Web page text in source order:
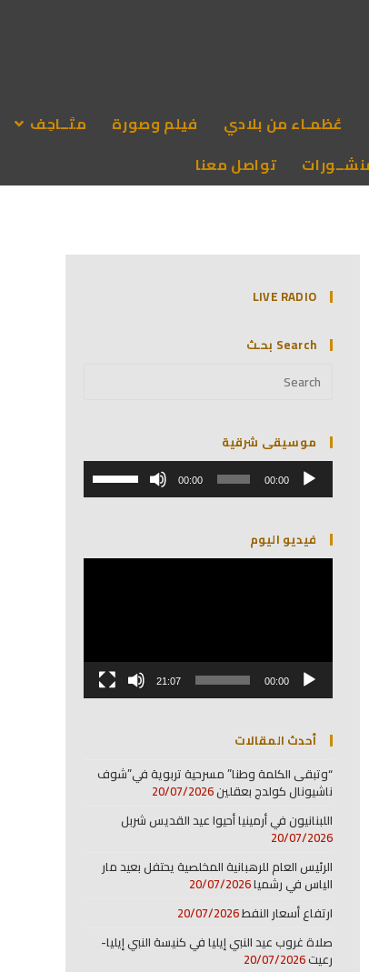
عُظمـاء من بلادي فيلم وصورة
متَــاحِف
تواصل معنا
LIVE RADIO
Search بحـث
موسيقى شرقية
مشغل
الصوت 00:00
00:00
مفاتيح
لزيادة
فيديو اليوم
مشغل
00:00
21:07
أحدث المقالات
“وتبقى الكلمة وطنا” مسرحية تربوية في”شوف
ناشيونال كولدج بعقلين20/07/2026
اللبنانيون في أرمينيا أحيوا عيد القديس شربل
20/07/2026
الرئيس العام للرهبانية المخلصية يحتفل بعيد مار
الياس في رشميا20/07/2026
ارتفاع أسعار النفط20/07/2026
صلاة غروب عيد النبي إيليا في كنيسة النبي إيليا-
رعيت20/07/2026